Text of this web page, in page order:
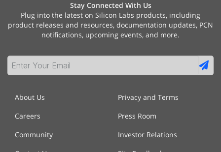
Stay Connected With Us
Plug into the latest on Silicon Labs products, including
product releases and resources, documentation updates, PCN
notifications, upcoming events, and more.
About Us
Careers
Community
Privacy and Terms
Press Room
Investor Relations